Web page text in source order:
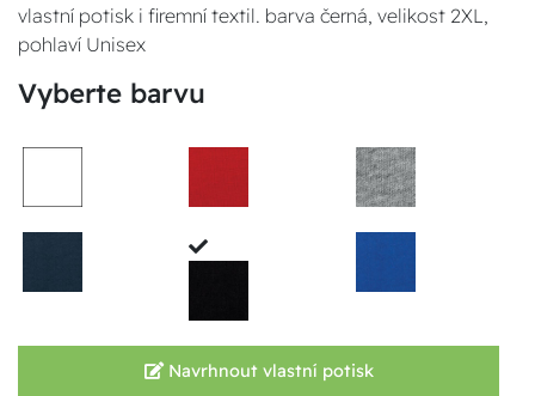
vlastní potisk i firemní textil. barva černá, velikost 2XL,
pohlaví Unisex
Vyberte barvu
Navrhnout vlastní potisk